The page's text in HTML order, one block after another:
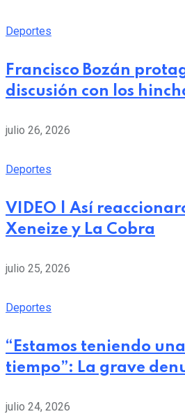
Deportes
Francisco Bozán
discusión con los
julio 26, 2026
Deportes
VIDEO | Así
Xeneize y La Cobra
julio 25, 2026
Deportes
“Estamos teniendo
tiempo”: La grave
julio 24, 2026